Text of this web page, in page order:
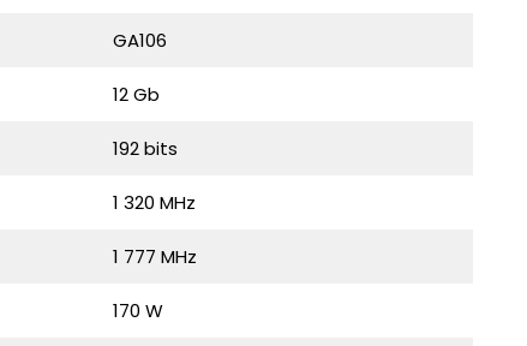
GA106
12 Gb
192 bits
1 320 MHz
1 777 MHz
170 W